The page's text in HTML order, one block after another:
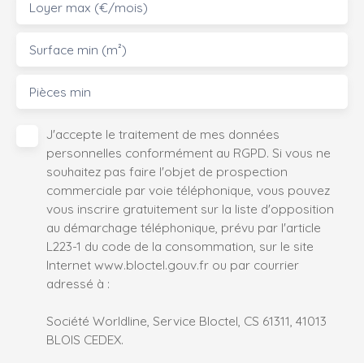
Loyer max (€/mois)
Surface min (m²)
Pièces min
J'accepte le traitement de mes données
personnelles conformément au RGPD. Si vous ne
souhaitez pas faire l'objet de prospection
commerciale par voie téléphonique, vous pouvez
vous inscrire gratuitement sur la liste d'opposition
au démarchage téléphonique, prévu par l'article
L223-1 du code de la consommation, sur le site
Internet www.bloctel.gouv.fr ou par courrier
adressé à :
Société Worldline, Service Bloctel, CS 61311, 41013
BLOIS CEDEX.